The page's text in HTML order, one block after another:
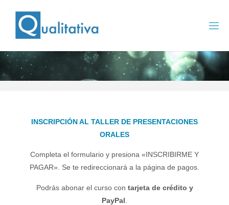
contenido
INSCRIPCIÓN AL TALLER DE PRESENTACIONES
ORALES
Completa el formulario y presiona «INSCRIBIRME Y
PAGAR». Se te redireccionará a la página de pagos.
Podrás abonar el curso con tarjeta de crédito y
PayPal